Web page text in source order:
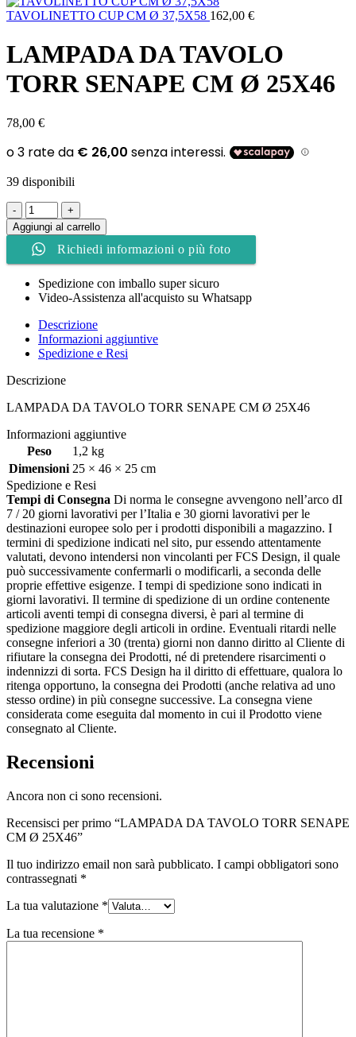
TAVOLINETTO CUP CM Ø 37,5X58 162,00 €
LAMPADA DA TAVOLO
TORR SENAPE CM Ø 25X46
78,00 €
39 disponibili
LAMPADA
DA
TAVOLO
TORR
SENAPE
CM
Ø
quantità
Aggiungi al carrello
Richiedi informazioni o più foto
Spedizione con imballo super sicuro
Video-Assistenza all'acquisto su Whatsapp
Descrizione
Informazioni aggiuntive
Spedizione e Resi
Descrizione
LAMPADA DA TAVOLO TORR SENAPE CM Ø 25X46
Informazioni aggiuntive
Peso
1,2 kg
Dimensioni 25 × 46 × 25 cm
Spedizione e Resi
Tempi di Consegna Di norma le consegne avvengono nell’arco dI
7 / 20 giorni lavorativi per l’Italia e 30 giorni lavorativi per le
destinazioni europee solo per i prodotti disponibili a magazzino. I
termini di spedizione indicati nel sito, pur essendo attentamente
valutati, devono intendersi non vincolanti per FCS Design, il quale
può successivamente confermarli o modificarli, a seconda delle
proprie effettive esigenze. I tempi di spedizione sono indicati in
giorni lavorativi. Il termine di spedizione di un ordine contenente
articoli aventi tempi di consegna diversi, è pari al termine di
spedizione maggiore degli articoli in ordine. Eventuali ritardi nelle
consegne inferiori a 30 (trenta) giorni non danno diritto al Cliente di
rifiutare la consegna dei Prodotti, né di pretendere risarcimenti o
indennizzi di sorta. FCS Design ha il diritto di effettuare, qualora lo
ritenga opportuno, la consegna dei Prodotti (anche relativa ad uno
stesso ordine) in più consegne successive. La consegna viene
considerata come eseguita dal momento in cui il Prodotto viene
consegnato al Cliente.
Recensioni
Ancora non ci sono recensioni.
Recensisci per primo “LAMPADA DA TAVOLO TORR SENAPE
CM Ø 25X46”
Il tuo indirizzo email non sarà pubblicato. I campi obbligatori sono
contrassegnati *
La tua valutazione *
La tua recensione *